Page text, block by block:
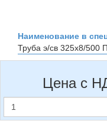
Наименование в
Труба э/св 325х8/500
Цена с